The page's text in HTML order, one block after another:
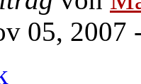
05, 2007